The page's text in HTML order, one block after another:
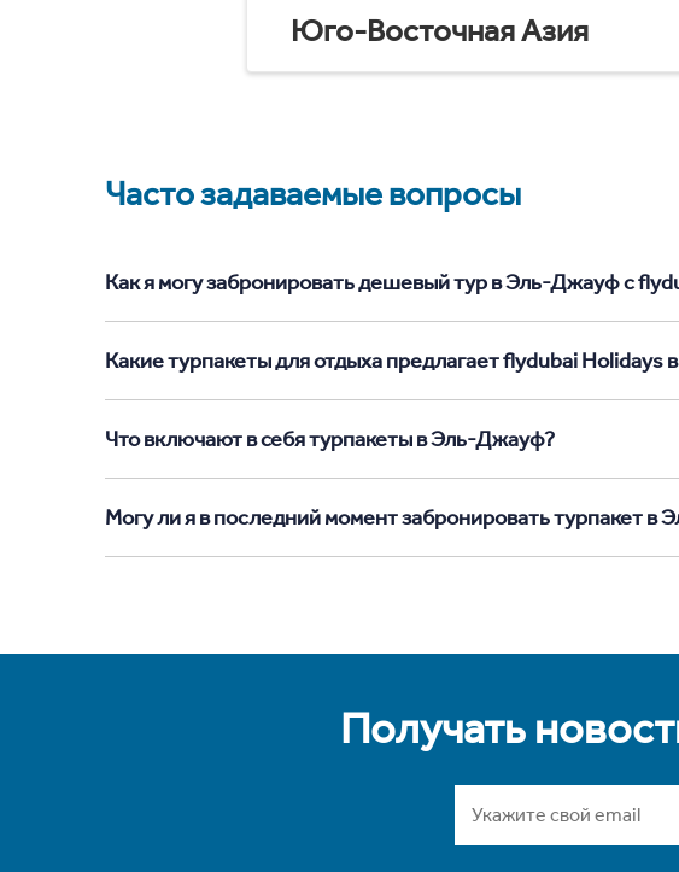
Юго-Восточная Азия
Часто задаваемые вопросы
Как я могу забронировать дешевый тур в Эль-Джауф с
Какие турпакеты для отдыха предлагает flydubai
Что включают в себя турпакеты в Эль-Джауф?
Могу ли я в последний момент забронировать турпакет в
Получать